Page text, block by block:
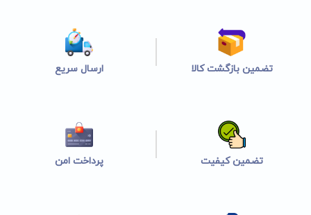
تضمین بازگشت کالا ارسال سریع
تضمین کیفیت پرداخت امن